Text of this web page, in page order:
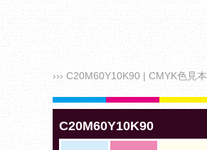
››› C20M60Y10K90 | CMYK色見本
C20M60Y10K90